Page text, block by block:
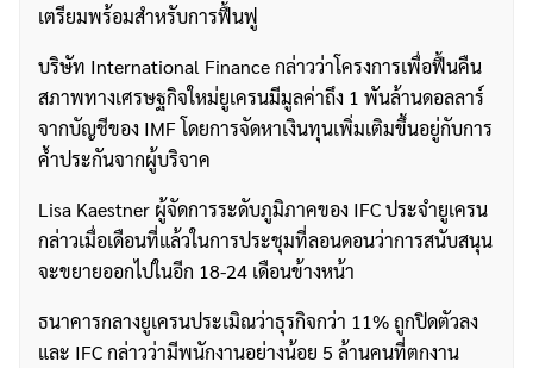
เตรียมพร้อมสำหรับการฟื้นฟู
บริษัท International Finance กล่าวว่าโครงการเพื่อฟื้นคืน
สภาพทางเศรษฐกิจใหม่ยูเครนมีมูลค่าถึง 1 พันล้านดอลลาร์
จากบัญชีของ IMF โดยการจัดหาเงินทุนเพิ่มเติมขึ้นอยู่กับการ
ค้ำประกันจากผู้บริจาค
Lisa Kaestner ผู้จัดการระดับภูมิภาคของ IFC ประจำยูเครน
กล่าวเมื่อเดือนที่แล้วในการประชุมที่ลอนดอนว่าการสนับสนุน
จะขยายออกไปในอีก 18-24 เดือนข้างหน้า
ธนาคารกลางยูเครนประเมิณว่าธุรกิจกว่า 11% ถูกปิดตัวลง
และ IFC กล่าวว่ามีพนักงานอย่างน้อย 5 ล้านคนที่ตกงาน